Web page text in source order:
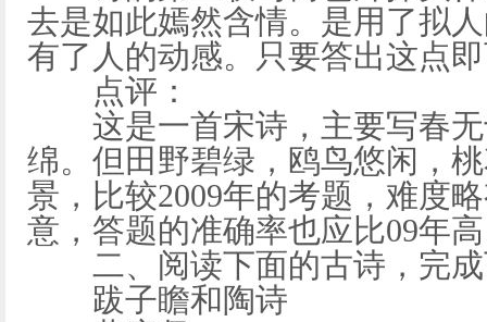
去是如此嫣然含情。是用了拟
有了人的动感。只要答出这点
点评：
这是一首宋诗，主要写春无
绵。但田野碧绿，鸥鸟悠闲，
景，比较2009年的考题，难度
意，答题的准确率也应比09年
二、阅读下面的古诗，完成
跋子瞻和陶诗